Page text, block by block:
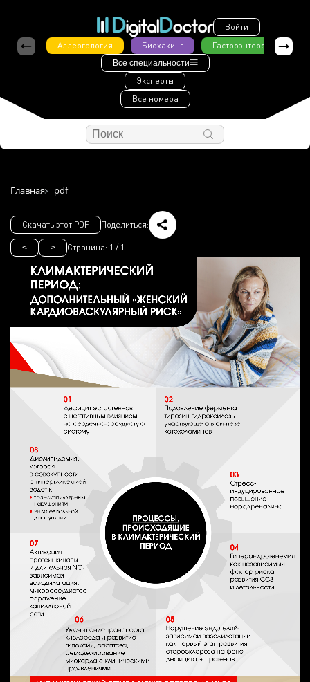
Войти
Аллергология
Биохакинг Гастроэнтерология
Все специальности
Эксперты
Все номера
Главная pdf
< > Страница: 1 / 1
Скачать этот PDF Поделиться: